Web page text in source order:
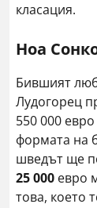
класация.
Ноа
Бившият
Лудогорец
550 000
формата на
шведът ще
25 000 евро
това, което